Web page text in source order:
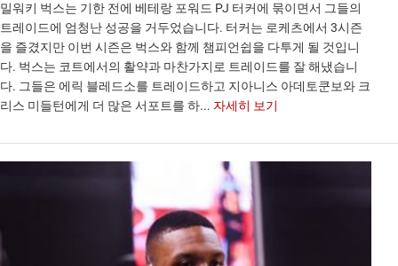
밀워키 벅스는 기한 전에 베테랑 포워드 PJ 터커에 묶이면서 그들의
트레이드에 엄청난 성공을 거두었습니다. 터커는 로케츠에서 3시즌
을 즐겼지만 이번 시즌은 벅스와 함께 챔피언쉽을 다투게 될 것입니
다. 벅스는 코트에서의 활약과 마찬가지로 트레이드를 잘 해냈습니
다. 그들은 에릭 블레드소를 트레이드하고 지아니스 아데토쿤보와 크
리스 미들턴에게 더 많은 서포트를 하... 자세히 보기